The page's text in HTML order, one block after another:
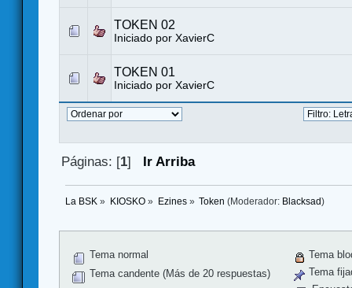
TOKEN 02
Iniciado por XavierC
TOKEN 01
Iniciado por XavierC
Páginas: [1] Ir Arriba
La BSK » KIOSKO» Ezines» Token (Moderador: Blacksad)
Tema normal
Tema candente (Más de 20 respuestas)
Tema
Tema